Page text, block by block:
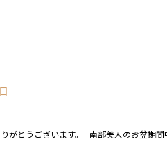
がとうございます。 南部美人のお盆期間